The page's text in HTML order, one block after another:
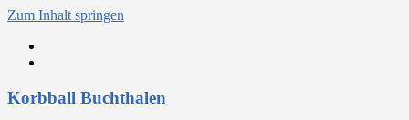
Zum Inhalt springen
Korbball Buchthalen